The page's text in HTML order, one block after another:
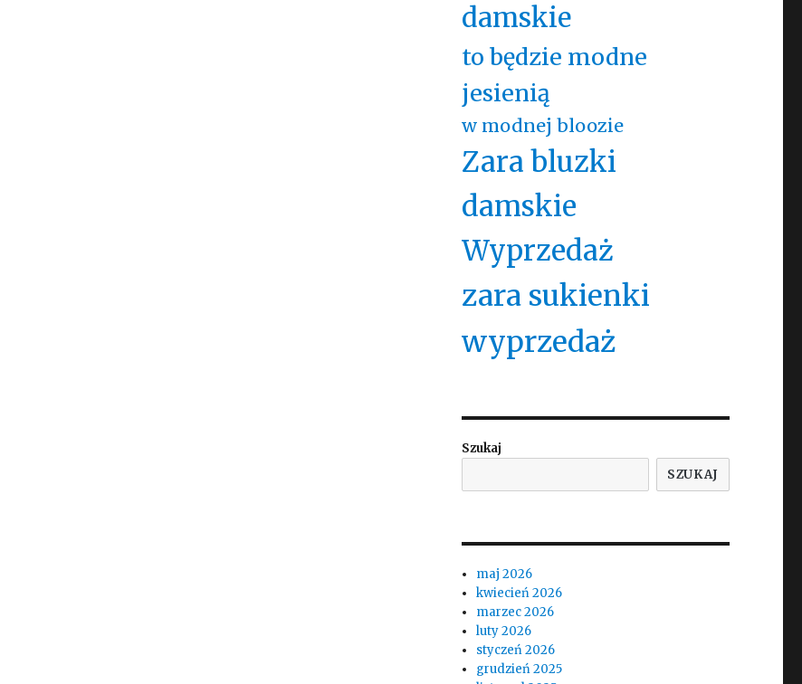
damskie
to będzie modne
jesienią
w modnej bloozie
Zara bluzki
damskie
Wyprzedaż
zara sukienki
wyprzedaż
Szukaj
SZUKAJ
maj 2026
kwiecień 2026
marzec 2026
luty 2026
styczeń 2026
grudzień 2025